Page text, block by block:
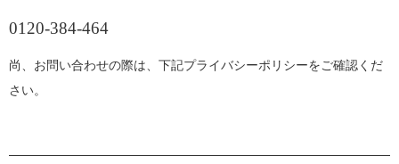
0120-384-464
尚、お問い合わせの際は、下記プライバシーポリシーをご確認くだ
さい。